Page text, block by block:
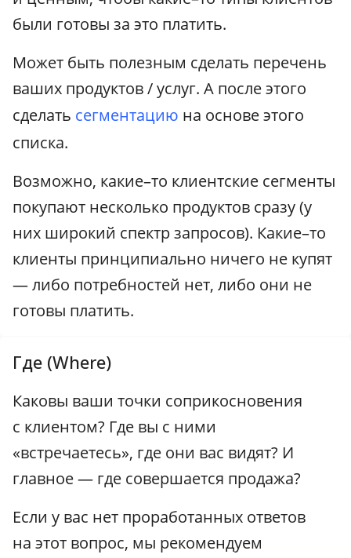
были готовы за это платить.
Может быть полезным сделать перечень
ваших продуктов / услуг. А после этого
сделать сегментацию на основе этого
списка.
Возможно, какие–то клиентские сегменты
покупают несколько продуктов сразу (у
них широкий спектр запросов). Какие–то
клиенты принципиально ничего не купят
— либо потребностей нет, либо они не
готовы платить.
Где (Where)
Каковы ваши точки соприкосновения
с клиентом? Где вы с ними
«встречаетесь», где они вас видят? И
главное — где совершается продажа?
Если у вас нет проработанных ответов
на этот вопрос, мы рекомендуем